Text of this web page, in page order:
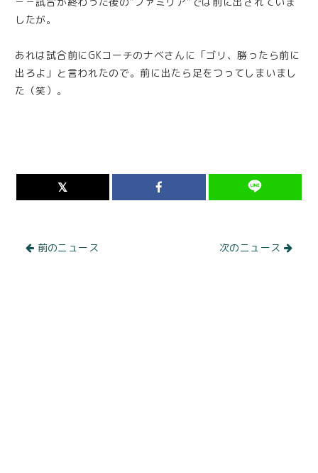
したが。
あれは試合前にGKコーチのナベさんに「ゴリ、勝ったら前に
出ろよ」と言われたので。前に出たら足をつってしまいまし
た（笑）。
前のニュース 次のニュース